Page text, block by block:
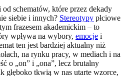
schematów, które przez dekady
siebie i innych? Stereotypy płciowe
frazesem akademickim – to
wpływa na wybory, emocje i
ten jest bardziej aktualny niż
na rynku pracy, w mediach i na
o „on” i „ona”, lecz brutalny
głęboko tkwią w nas utarte wzorce,